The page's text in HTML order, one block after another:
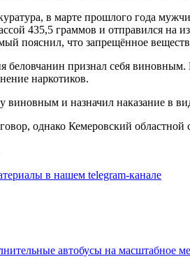
в марте прошлого года
435,5 граммов и отправился на
пояснил, что запрещённое
беловчанин признал себя
наркотиков.
виновным и назначил наказание в
однако Кемеровский областной
в нашем telegram-канале